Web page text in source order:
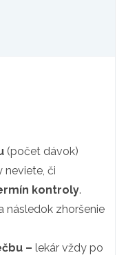
(počet dávok)
neviete, či
kontroly.
následok zhoršenie
– lekár vždy po